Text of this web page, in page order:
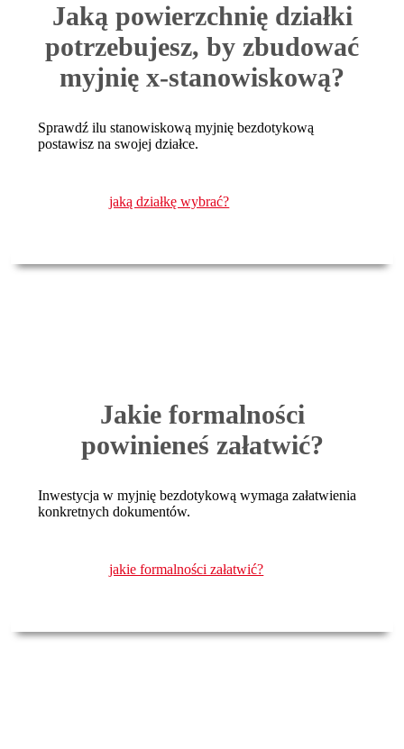
Jaką powierzchnię działki
potrzebujesz, by zbudować
myjnię x-stanowiskową?
Sprawdź ilu stanowiskową myjnię bezdotykową
postawisz na swojej działce.
jaką działkę wybrać?
Jakie formalności
powinieneś załatwić?
Inwestycja w myjnię bezdotykową wymaga załatwienia
konkretnych dokumentów.
jakie formalności załatwić?